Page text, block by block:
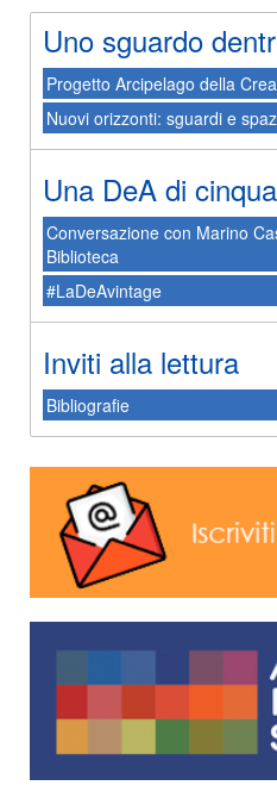
Uno sguardo
Progetto Arcipelago della
Nuovi orizzonti: sguardi e
Una DeA di
Conversazione con Marino
Biblioteca
#LaDeAvintage
Inviti alla lettura
Bibliografie